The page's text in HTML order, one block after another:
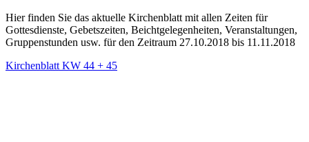
Hier finden Sie das aktuelle Kirchenblatt mit allen Zeiten für
Gottesdienste, Gebetszeiten, Beichtgelegenheiten, Veranstaltungen,
Gruppenstunden usw. für den Zeitraum 27.10.2018 bis 11.11.2018
Kirchenblatt KW 44 + 45